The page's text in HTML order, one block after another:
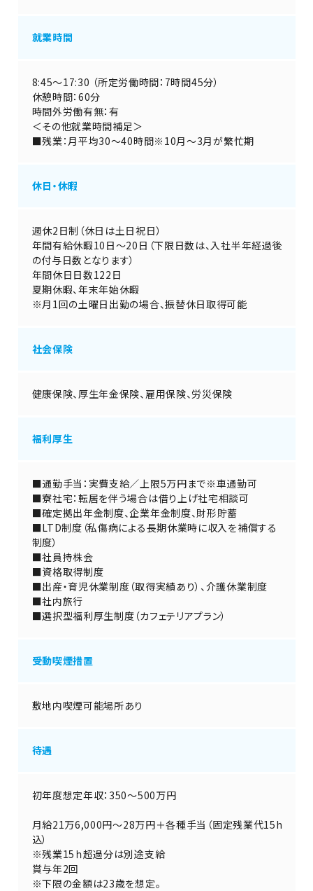
就業時間
8:45～17:30 （所定労働時間：7時間45分）
休憩時間：60分
時間外労働有無：有
＜その他就業時間補足＞
■残業：月平均30～40時間※10月～3月が繁忙期
休日・休暇
週休2日制（休日は土日祝日）
年間有給休暇10日～20日（下限日数は、入社半年経過後
の付与日数となります）
年間休日日数122日
夏期休暇、年末年始休暇
※月1回の土曜日出勤の場合、振替休日取得可能
社会保険
健康保険、厚生年金保険、雇用保険、労災保険
福利厚生
■通勤手当：実費支給／上限5万円まで※車通勤可
■寮社宅：転居を伴う場合は借り上げ社宅相談可
■確定拠出年金制度、企業年金制度、財形貯蓄
■LTD制度（私傷病による長期休業時に収入を補償する
制度）
■社員持株会
■資格取得制度
■出産・育児休業制度（取得実績あり）、介護休業制度
■社内旅行
■選択型福利厚生制度（カフェテリアプラン）
受動喫煙措置
敷地内喫煙可能場所あり
待遇
初年度想定年収：350～500万円
月給21万6,000円～28万円＋各種手当（固定残業代15h
込）
※残業15ｈ超過分は別途支給
賞与年2回
※下限の金額は23歳を想定。